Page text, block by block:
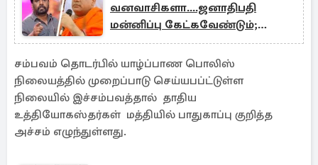
வனவாசிகளா....ஜனாதிபதி
மன்னிப்பு கேட்கவேண்டும்;
எகிறும் தேரர்!
சம்பவம் தொடர்பில் யாழ்ப்பாண பொலிஸ்
நிலையத்தில் முறைப்பாடு செய்யபப்ட்டுள்ள
நிலையில் இச்சம்பவத்தால் தாதிய
உத்தியோகஸ்தர்கள் மத்தியில் பாதுகாப்பு குறித்த
அச்சம் எழுந்துள்ளது.